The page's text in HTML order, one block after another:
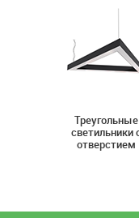
Треугольные
светильники
отверстием